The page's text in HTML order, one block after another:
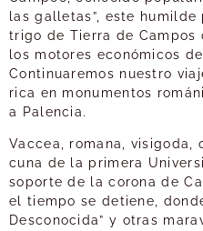
las galletas”, este
trigo de Tierra de Campos
los motores económicos
Continuaremos nuestro
rica en monumentos
a Palencia.
Vaccea, romana, visigoda,
cuna de la primera
soporte de la corona de
el tiempo se detiene,
Desconocida” y otras